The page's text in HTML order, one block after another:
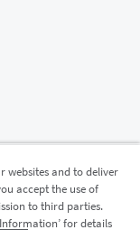
websites and to deliver
accept the use of
to third parties.
for details